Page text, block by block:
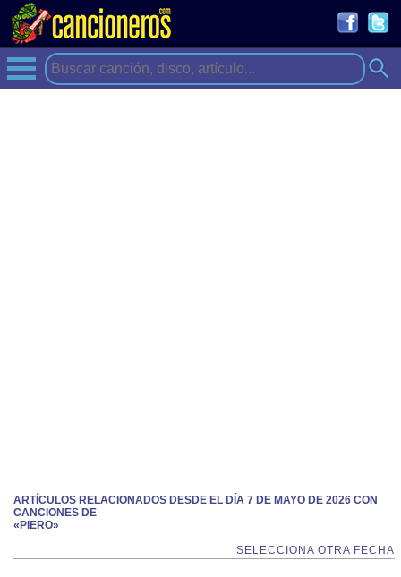
ARTÍCULOS RELACIONADOS DESDE EL DÍA 7 DE MAYO DE 2026 CON
CANCIONES DE
«PIERO»
SELECCIONA OTRA FECHA